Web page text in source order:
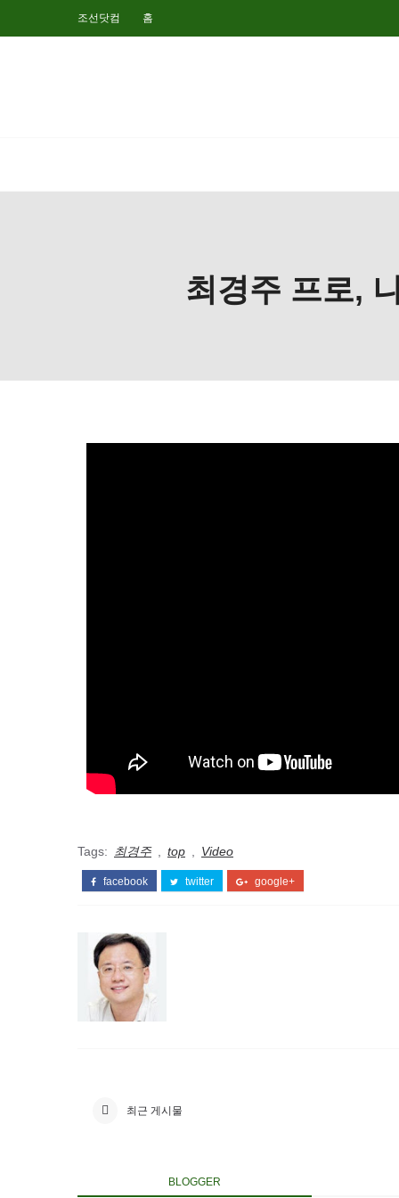
조선닷컴 홈
최경주 프로,
Tags: 최경주 top Video
facebook twitter google+
최근 게시물
BLOGGER